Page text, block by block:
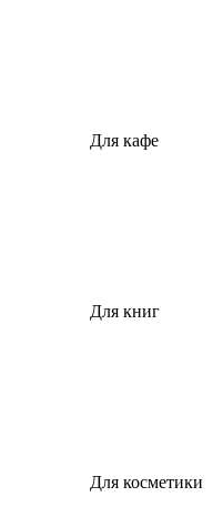
Для кафе
Для книг
Для косметики